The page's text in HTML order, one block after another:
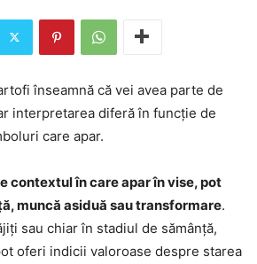
înseamnă că vei avea parte de
interpretarea diferă în funcție de
care apar.
contextul în care apar în vise, pot
muncă asiduă sau transformare.
sau chiar în stadiul de sămânță,
oferi indicii valoroase despre starea